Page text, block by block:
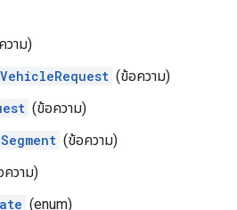
วาม)
(ข้อความ)
(ข้อความ)
(ข้อความ)
ความ)
(enum)